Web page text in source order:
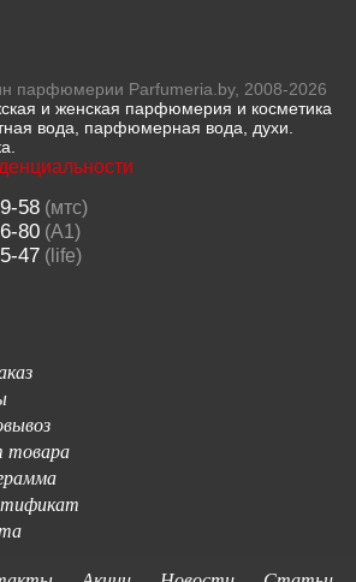
парфюмерии Parfumeria.by, 2008-2026
и женская парфюмерия и косметика
вода, парфюмерная вода, духи.
58(мтс)
80(A1)
47(life)
товара